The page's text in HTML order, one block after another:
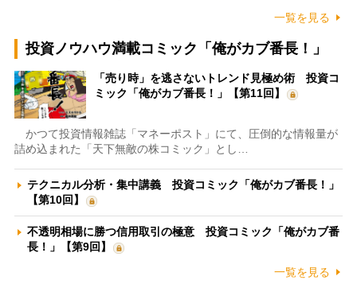
一覧を見る
投資ノウハウ満載コミック「俺がカブ番長！」
「売り時」を逃さないトレンド見極め術 投資コ
ミック「俺がカブ番長！」【第11回】
かつて投資情報雑誌「マネーポスト」にて、圧倒的な情報量が
詰め込まれた「天下無敵の株コミック」とし…
テクニカル分析・集中講義 投資コミック「俺がカブ番長！」
【第10回】
不透明相場に勝つ信用取引の極意 投資コミック「俺がカブ番
長！」【第9回】
一覧を見る